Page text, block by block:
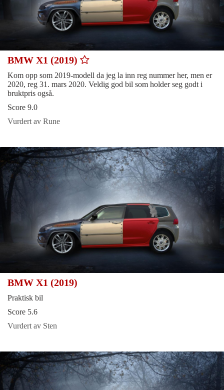
BMW X1 (2019)
Kom opp som 2019-modell da jeg la inn reg nummer her, men er
2020, reg 31. mars 2020. Veldig god bil som holder seg godt i
bruktpris også.
Score 9.0
Vurdert av Rune
BMW X1 (2019)
Praktisk bil
Score 5.6
Vurdert av Sten